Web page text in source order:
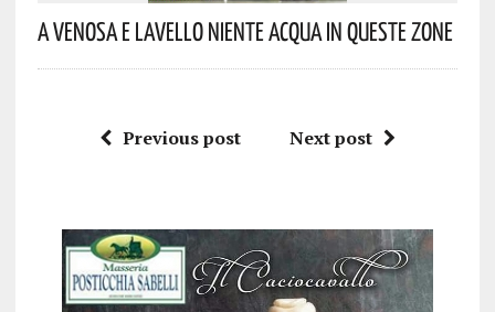
A Venosa E Lavello Niente Acqua In Queste Zone
Previous post Next post